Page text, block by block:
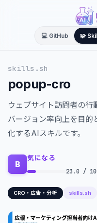
💻 GitHub 🧩
skills.sh
popup-cro
ウェブサイト訪問者の
バージョン率向上を目的
化するAIスキルです。
B
気になる
23.0 /
CRO・広告・分析 skills.sh